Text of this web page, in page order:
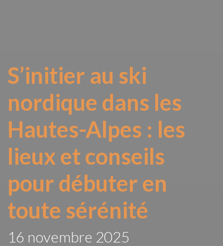
S’initier au ski
nordique dans les
Hautes-Alpes : les
lieux et conseils
pour débuter en
toute sérénité
16 novembre 2025